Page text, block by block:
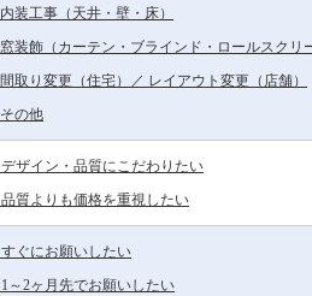
内装工事（天井・壁・床）
窓装飾（カーテン・ブラインド・ロールスクリ
間取り変更（住宅）／ レイアウト変更（店舗）
その他
デザイン・品質にこだわりたい
品質よりも価格を重視したい
すぐにお願いしたい
1～2ヶ月先でお願いしたい